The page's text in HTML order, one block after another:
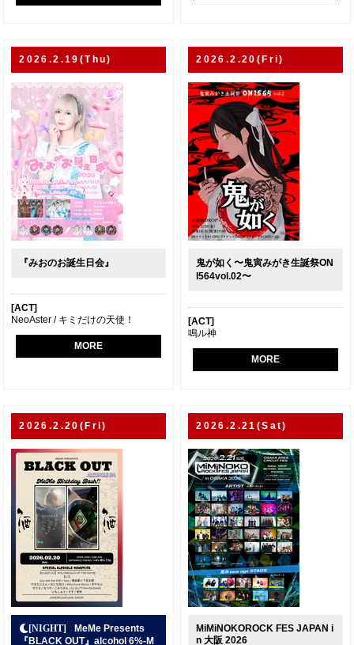
2026.2.19(Thu)
『みおのお誕生日会』
[ACT]
NeoAster / キミだけの天使！
MORE
2026.2.20(Fri)
鬼が如く〜鬼寅みがき生誕祭ON
I564vol.02〜
[ACT]
鳴ル神
MORE
2026.2.20(Fri)
MeMe Presents
『BLACK OUT』alcohol 6%-M
2026.2.21(Sat)
MiMiNOKOROCK FES JAPAN i
n 大阪 2026